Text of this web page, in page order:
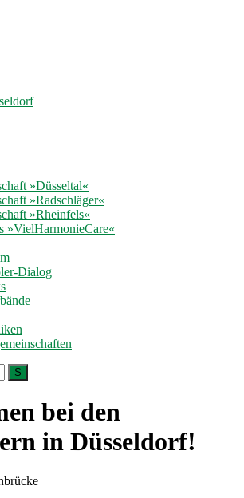
»Düsseltal«
»Radschläger«
»Rheinfels«
»VielHarmonieCare«
Dialog
S
bei den
in Düsseldorf!